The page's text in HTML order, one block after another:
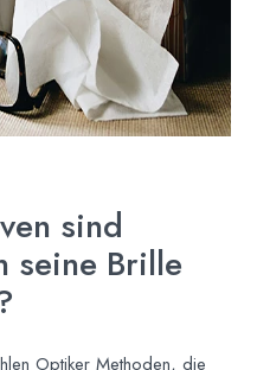
sind
seine Brille
Optiker Methoden, die